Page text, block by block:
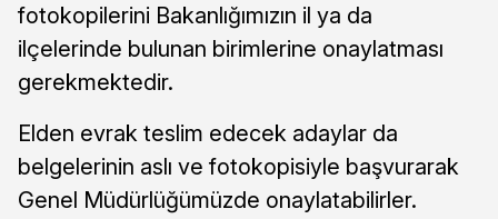
fotokopilerini Bakanlığımızın il ya da
ilçelerinde bulunan birimlerine onaylatması
gerekmektedir.
Elden evrak teslim edecek adaylar da
belgelerinin aslı ve fotokopisiyle başvurarak
Genel Müdürlüğümüzde onaylatabilirler.